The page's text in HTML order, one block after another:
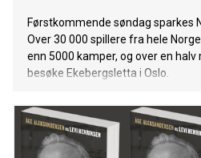
Førstkommende søndag sparkes
Over 30 000 spillere fra hele
enn 5000 kamper, og over en halv
besøke Ekebergsletta i Oslo.